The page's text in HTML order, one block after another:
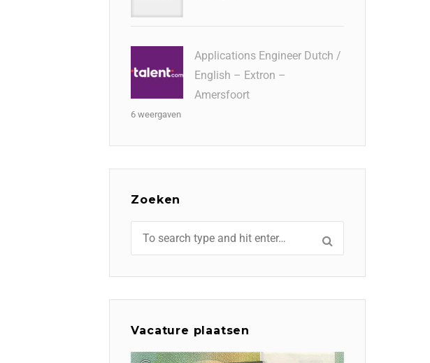
Applications Engineer Dutch /
English – Extron –
Amersfoort
6 weergaven
Zoeken
Vacature plaatsen